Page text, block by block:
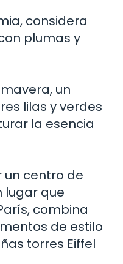
considera
plumas y
un
lilas y verdes
la esencia
un centro de
lugar que
combina
de estilo
torres Eiffel